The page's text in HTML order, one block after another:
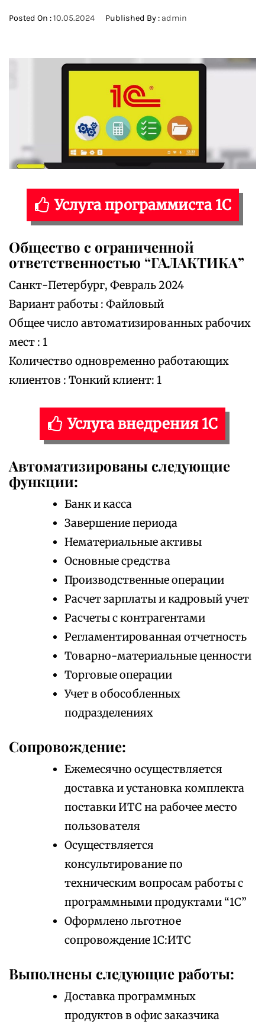
Posted On :10.05.2024 Published By : admin
Услуга программиста 1С
Общество с ограниченной
ответственностью “ГАЛАКТИКА”
Санкт-Петербург, Февраль 2024
Вариант работы : Файловый
Общее число автоматизированных рабочих
мест : 1
Количество одновременно работающих
клиентов : Тонкий клиент: 1
Услуга внедрения 1С
Автоматизированы следующие
функции:
Банк и касса
Завершение периода
Нематериальные активы
Основные средства
Производственные операции
Расчет зарплаты и кадровый учет
Расчеты с контрагентами
Регламентированная отчетность
Товарно-материальные ценности
Торговые операции
Учет в обособленных
подразделениях
Сопровождение:
Ежемесячно осуществляется
доставка и установка комплекта
поставки ИТС на рабочее место
пользователя
Осуществляется
консультирование по
техническим вопросам работы с
программными продуктами “1С”
Оформлено льготное
сопровождение 1С:ИТС
Выполнены следующие работы:
Доставка программных
продуктов в офис заказчика